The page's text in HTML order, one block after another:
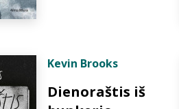
Kevin Brooks
Dienoraštis iš